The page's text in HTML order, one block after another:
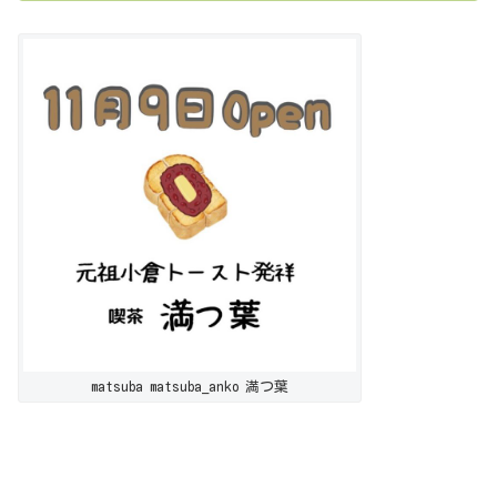
matsuba matsuba_anko 満つ葉